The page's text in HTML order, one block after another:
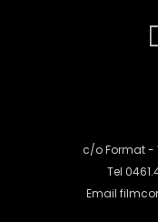
c/o Format -
Tel
Email